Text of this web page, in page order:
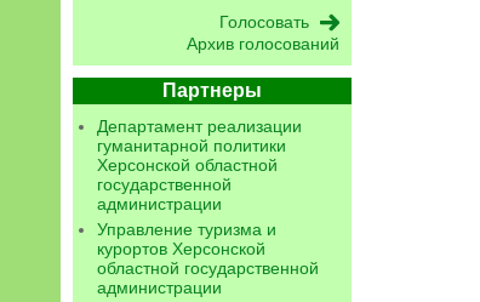
Архив голосований
Партнеры
Департамент реализации
гуманитарной политики
Херсонской областной
государственной
администрации
Управление туризма и
курортов Херсонской
областной государственной
администрации